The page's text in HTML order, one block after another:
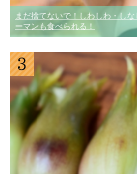
まだ捨てないで！しわしわ・し
ーマンも食べられる！